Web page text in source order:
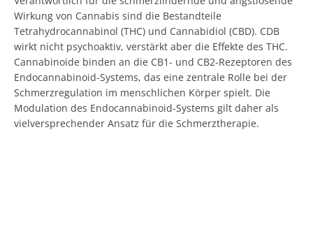
Wirkung von Cannabis sind die Bestandteile
Tetrahydrocannabinol (THC) und Cannabidiol (CBD). CDB
wirkt nicht psychoaktiv, verstärkt aber die Effekte des THC.
Cannabinoide binden an die CB1- und CB2-Rezeptoren des
Endocannabinoid-Systems, das eine zentrale Rolle bei der
Schmerzregulation im menschlichen Körper spielt. Die
Modulation des Endocannabinoid-Systems gilt daher als
vielversprechender Ansatz für die Schmerztherapie.